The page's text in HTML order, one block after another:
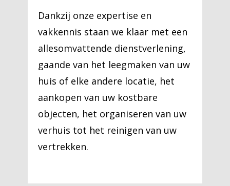
Dankzij onze expertise en
vakkennis staan we klaar met een
allesomvattende dienstverlening,
gaande van het leegmaken van uw
huis of elke andere locatie, het
aankopen van uw kostbare
objecten, het organiseren van uw
verhuis tot het reinigen van uw
vertrekken.